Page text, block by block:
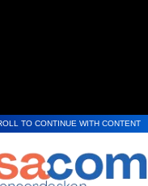
TO CONTINUE WITH CONTENT